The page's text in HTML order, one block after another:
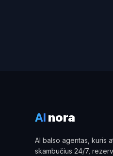
AI nora
AI balso agentas, kuris
skambučius 24/7,